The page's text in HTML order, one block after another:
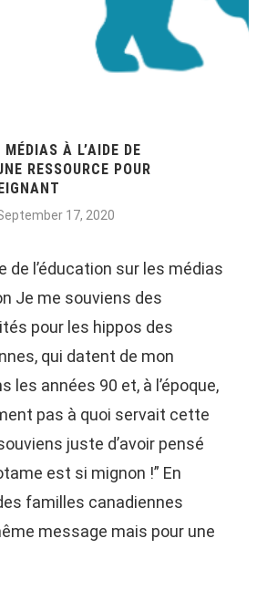
MÉDIAS À L’AIDE DE
RESSOURCE POUR
17, 2020
de l’éducation sur les médias
Je me souviens des
pour les hippos des
qui datent de mon
les années 90 et, à l’époque,
pas à quoi servait cette
juste d’avoir pensé
est si mignon !” En
familles canadiennes
message mais pour une